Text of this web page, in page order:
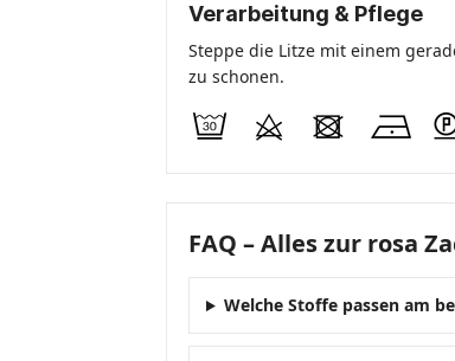
Verarbeitung & Pflege
Steppe die Litze mit einem
zu schonen.
FAQ – Alles zur rosa
Welche Stoffe passen am